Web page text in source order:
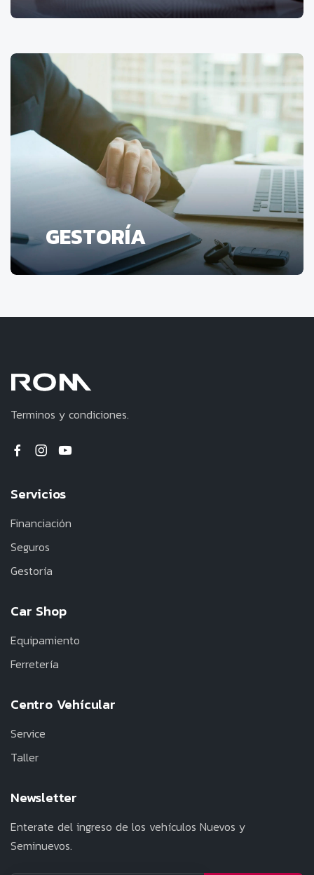
GESTORÍA
Terminos y condiciones.
Servicios
Financiación
Seguros
Gestoría
Car Shop
Equipamiento
Ferretería
Centro Vehícular
Service
Taller
Newsletter
Enterate del ingreso de los vehículos Nuevos y
Seminuevos.